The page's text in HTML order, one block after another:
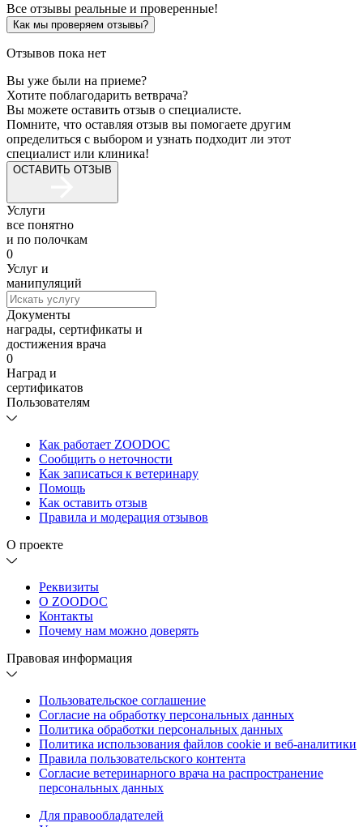
Все отзывы реальные и проверенные!
Как мы проверяем отзывы?
Отзывов пока нет
Вы уже были на приеме?
Хотите поблагодарить ветврача?
Вы можете оставить отзыв о специалисте.
Помните, что оставляя отзыв вы помогаете другим
определиться с выбором и узнать подходит ли этот
специалист или клиника!
ОСТАВИТЬ ОТЗЫВ
Услуги
все понятно
и по полочкам
0
Услуг и
манипуляций
Документы
награды, сертификаты и
достижения врача
0
Наград и
сертификатов
Пользователям
Как работает ZOODOC
Сообщить о неточности
Как записаться к ветеринару
Помощь
Как оставить отзыв
Правила и модерация отзывов
О проекте
Реквизиты
О ZOODOC
Контакты
Почему нам можно доверять
Правовая информация
Пользовательское соглашение
Согласие на обработку персональных данных
Политика обработки персональных данных
Политика использования файлов cookie и веб-аналитики
Правила пользовательского контента
Согласие ветеринарного врача на распространение
персональных данных
Для правообладателей